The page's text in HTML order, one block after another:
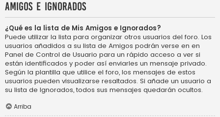
Amigos e Ignorados
¿Qué es la lista de Mis Amigos e Ignorados?
Puede utilizar la lista para organizar otros usuarios del foro. Los
usuarios añadidos a su lista de Amigos podrán verse en en
Panel de Control de Usuario para un rápido acceso a ver si
están identificados y poder así enviarles un mensaje privado.
Según la plantilla que utilice el foro, los mensajes de estos
usuarios pueden visualizarse resaltados. Si añade un usuario a
su lista de Ignorados, todos sus mensajes quedarán ocultos.
Arriba